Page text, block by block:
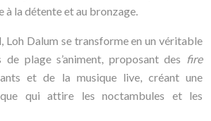
à la détente et au bronzage.
Loh Dalum se transforme en un véritable
plage s’animent, proposant des fire
et de la musique live, créant une
qui attire les noctambules et les